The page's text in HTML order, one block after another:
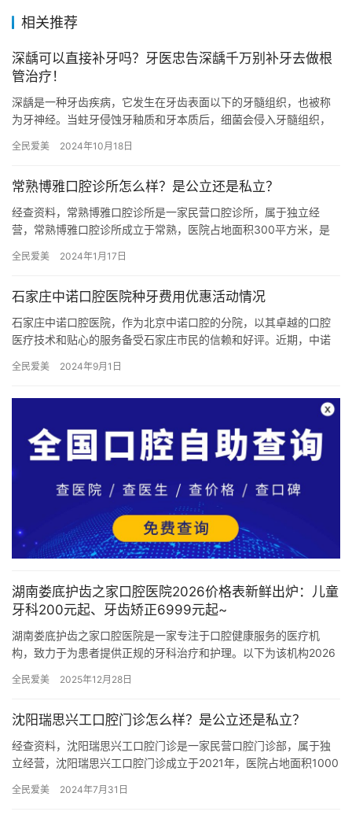
相关推荐
深龋可以直接补牙吗？牙医忠告深龋千万别补牙去做根
管治疗！
深龋是一种牙齿疾病，它发生在牙齿表面以下的牙髓组织，也被称
为牙神经。当蛀牙侵蚀牙釉质和牙本质后，细菌会侵入牙髓组织，
以解决…
全民爱美 2024年10月18日
常熟博雅口腔诊所怎么样？是公立还是私立？
经查资料，常熟博雅口腔诊所是一家民营口腔诊所，属于独立经
营，常熟博雅口腔诊所成立于常熟，医院占地面积300平方米，是
口腔修…
全民爱美 2024年1月17日
石家庄中诺口腔医院种牙费用优惠活动情况
石家庄中诺口腔医院，作为北京中诺口腔的分院，以其卓越的口腔
医疗技术和贴心的服务备受石家庄市民的信赖和好评。近期，中诺
中，我…
全民爱美 2024年9月1日
湖南娄底护齿之家口腔医院2026价格表新鲜出炉：儿童
牙科200元起、牙齿矫正6999元起~
湖南娄底护齿之家口腔医院是一家专注于口腔健康服务的医疗机
构，致力于为患者提供正规的牙科治疗和护理。以下为该机构2026
儿…
全民爱美 2025年12月28日
沈阳瑞思兴工口腔门诊怎么样？是公立还是私立？
经查资料，沈阳瑞思兴工口腔门诊是一家民营口腔门诊部，属于独
立经营，沈阳瑞思兴工口腔门诊成立于2021年，医院占地面积1000
全民爱美 2024年7月31日